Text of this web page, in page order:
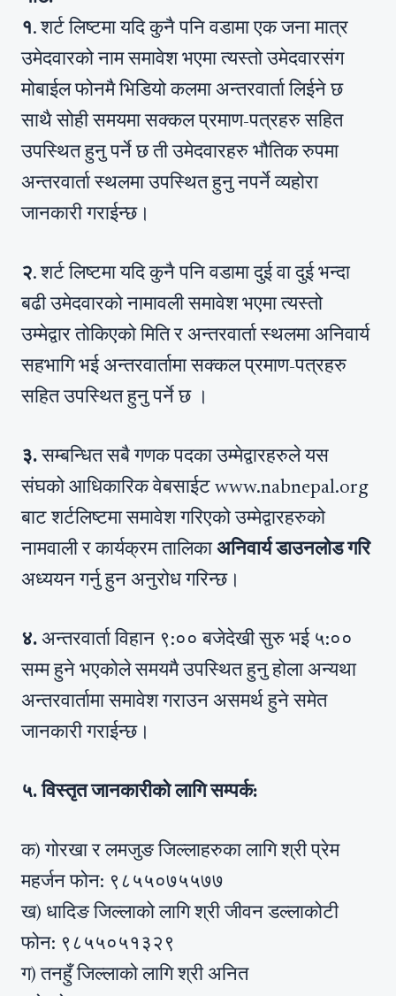
१. शर्ट लिष्टमा यदि कुनै पनि वडामा एक जना मात्र
उमेदवारको नाम समावेश भएमा त्यस्तो उमेदवारसंग
मोबाईल फोनमै भिडियो कलमा अन्तरवार्ता लिईने छ
साथै सोही समयमा सक्कल प्रमाण-पत्रहरु सहित
उपस्थित हुनु पर्ने छ ती उमेदवारहरु भौतिक रुपमा
अन्तरवार्ता स्थलमा उपस्थित हुनु नपर्ने व्यहोरा
जानकारी गराईन्छ।
२. शर्ट लिष्टमा यदि कुनै पनि वडामा दुई वा दुई भन्दा
बढी उमेदवारको नामावली समावेश भएमा त्यस्तो
उम्मेद्वार तोकिएको मिति र अन्तरवार्ता स्थलमा अनिवार्य
सहभागि भई अन्तरवार्तामा सक्कल प्रमाण-पत्रहरु
सहित उपस्थित हुनु पर्ने छ ।
३.सम्बन्धित सबै गणक पदका उम्मेद्वारहरुले यस
संघको आधिकारिक वेबसाईट www.nabnepal.org
बाट शर्टलिष्टमा समावेश गरिएको उम्मेद्वारहरुको
नामवाली र कार्यक्रम तालिकाअनिवार्य डाउनलोड गरि
अध्ययन गर्नु हुन अनुरोध गरिन्छ।
४. अन्तरवार्ता विहान ९:०० बजेदेखी सुरु भई ५:००
सम्म हुने भएकोले समयमै उपस्थित हुनु होला अन्यथा
अन्तरवार्तामा समावेश गराउन असमर्थ हुने समेत
जानकारी गराईन्छ।
५. विस्तृत जानकारीको लागि सम्पर्क:
क) गोरखा र लमजुङ जिल्लाहरुका लागि श्री प्रेम
महर्जन फोन: ९८५५०७५५७७
ख) धादिङ जिल्लाको लागि श्री जीवन डल्लाकोटी
फोन: ९८५५०५१३२९
ग) तनहुँ जिल्लाको लागि श्री अनित